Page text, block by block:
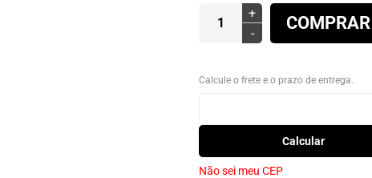
+
-
COMPRAR
Calcule o frete e o prazo de entrega.
Calcular
Não sei meu CEP